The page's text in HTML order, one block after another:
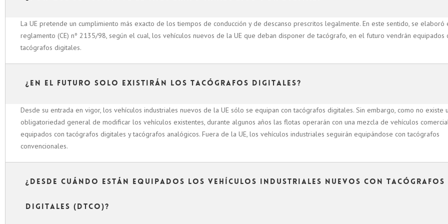
La UE pretende un cumplimiento más exacto de los tiempos de conducción y de descanso prescritos legalmente. En este sentido, se elaboró
reglamento (CE) nº 2135/98, según el cual, los vehículos nuevos de la UE que deban disponer de tacógrafo, en el futuro vendrán equipados
tacógrafos digitales.
¿En el futuro solo existirán los tacógrafos digitales?
Desde su entrada en vigor, los vehículos industriales nuevos de la UE sólo se equipan con tacógrafos digitales. Sin embargo, como no existe
obligatoriedad general de modificar los vehículos existentes, durante algunos años las flotas operarán con una mezcla de vehículos
equipados con tacógrafos digitales y tacógrafos analógicos. Fuera de la UE, los vehículos industriales seguirán equipándose con tacógrafos
convencionales.
¿Desde cuándo están equipados los vehículos industriales nuevos con tacógrafos
digitales (DTCO)?